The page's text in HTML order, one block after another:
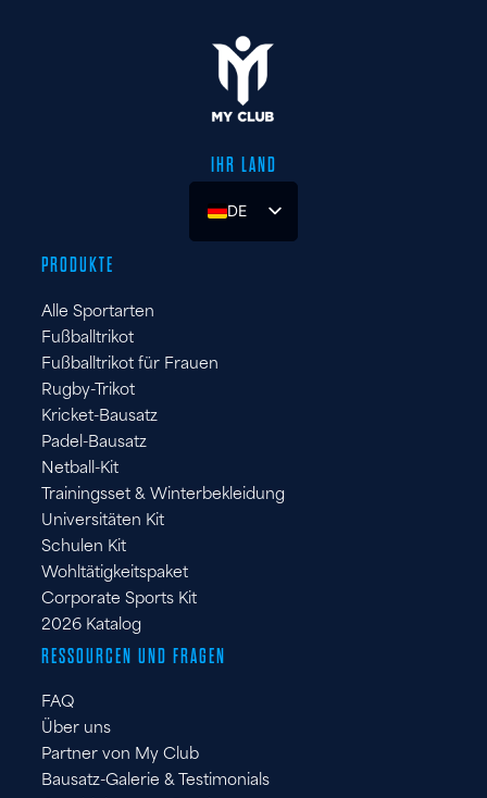
IHR LAND
DE
UK
PRODUKTE
Alle Sportarten
Fußballtrikot
Fußballtrikot für Frauen
Rugby-Trikot
Kricket-Bausatz
Padel-Bausatz
Netball-Kit
Trainingsset & Winterbekleidung
Universitäten Kit
Schulen Kit
Wohltätigkeitspaket
Corporate Sports Kit
2026 Katalog
RESSOURCEN UND FRAGEN
FAQ
Über uns
Partner von My Club
Bausatz-Galerie & Testimonials